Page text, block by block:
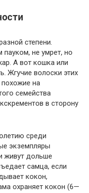
степени.
не умрет, но
А вот кошка или
Жгучие волоски этих
на
семейства
в сторону
среди
экземпляры
живут дольше
самца, если
кокон,
охраняет кокон (6—